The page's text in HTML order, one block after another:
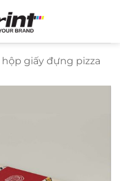
hộp giấy đựng pizza